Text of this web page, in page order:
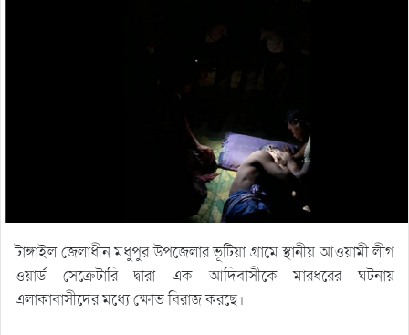
টাঙ্গাইল জেলাধীন মধুপুর উপজেলার ভূটিয়া গ্রামে স্থানীয় আওয়ামী লীগ
ওয়ার্ড সেক্রেটারি দ্বারা এক আদিবাসীকে মারধরের ঘটনায়
এলাকাবাসীদের মধ্যে ক্ষোভ বিরাজ করছে।